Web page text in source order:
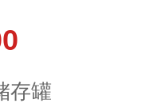
存罐